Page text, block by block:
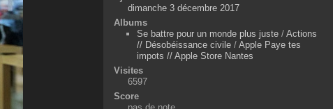
dimanche 3 décembre 2017
Albums
Se battre pour un monde plus juste/ Actions
// Désobéissance civile/ Apple Paye tes
impots // Apple Store Nantes
Visites
6597
Score